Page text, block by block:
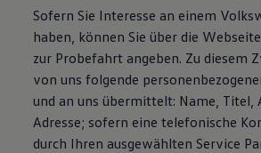
Sofern Sie Interesse an einem
haben, können Sie über die
zur Probefahrt angeben. Zu diesem
von uns folgende
und an uns übermittelt: Name, Titel,
Adresse; sofern eine telefonische
durch Ihren ausgewählten Service